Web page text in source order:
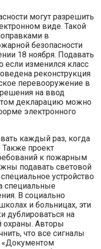
могут разрешить
виде. Такой
в
безопасности
18 ноября. Подавать
если изменился класс
реконструкция
перевооружение в
на ввод
декларацию можно
электронного
каждый раз, когда
Также проект
к пожарным
подавать световой
устройство
специальные
В социально
и больницах, эти
дублироваться на
охраны. Авторы
что все сигналы
«Документом